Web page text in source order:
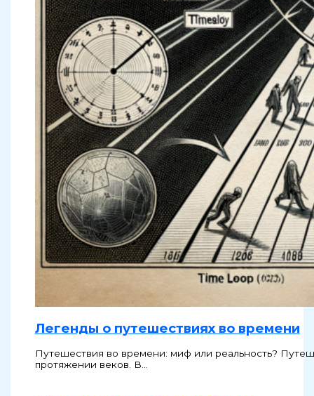
Легенды о путешествиях во времени
Путешествия во времени: миф или реальность?
протяжении веков. В…